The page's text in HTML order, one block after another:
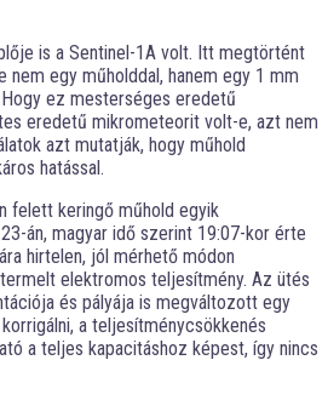
is a Sentinel-1A volt. Itt megtörtént
egy műholddal, hanem egy 1 mm
ez mesterséges eredetű
eredetű mikrometeorit volt-e, azt nem
azt mutatják, hogy műhold
hatással.
felett keringő műhold egyik
án, magyar idő szerint 19:07-kor érte
hirtelen, jól mérhető módon
elektromos teljesítmény. Az ütés
és pályája is megváltozott egy
a teljesítménycsökkenés
a teljes kapacitáshoz képest, így nincs